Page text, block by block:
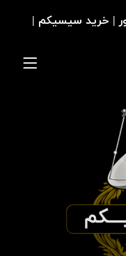
| خرید سیسیکم |